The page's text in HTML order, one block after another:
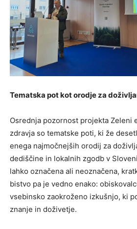
Tematska pot kot orodje za
Osrednja pozornost projekta Zeleni
zdravja so tematske poti, ki že
enega najmočnejših orodij za
dediščine in lokalnih zgodb v
lahko označena ali neoznačena,
bistvo pa je vedno enako:
vsebinsko zaokroženo izkušnjo, ki
znanje in doživetje.